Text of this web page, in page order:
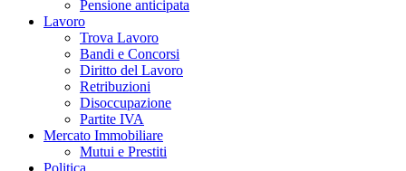
Pensione anticipata
Lavoro
Trova Lavoro
Bandi e Concorsi
Diritto del Lavoro
Retribuzioni
Disoccupazione
Partite IVA
Mercato Immobiliare
Mutui e Prestiti
Politica